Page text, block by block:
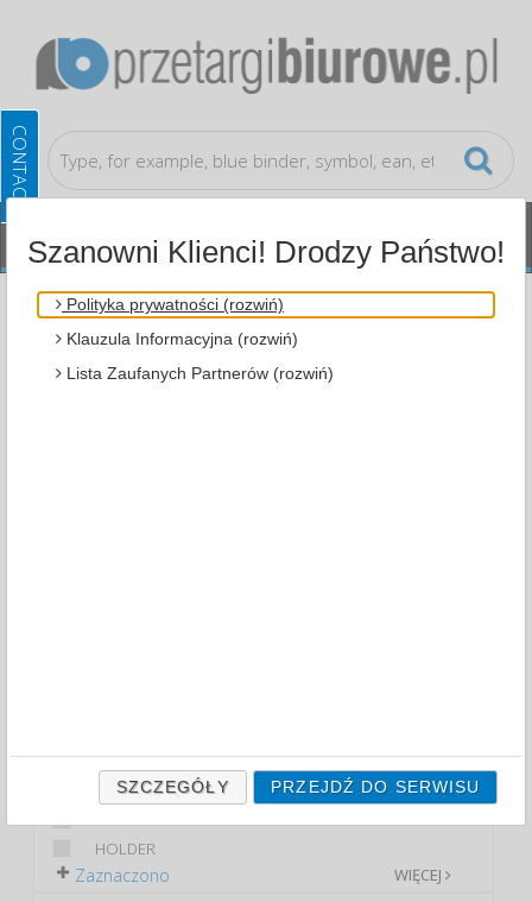
Computer accessories Ergonomics
PODKŁADKA POD...
BACK SUPPORT
FOOTREST
HOLDER
WIĘCEJ
Zaznaczono
Szanowni Klienci! Drodzy Państwo!
Polityka prywatności (rozwiń)
Klauzula Informacyjna (rozwiń)
Lista Zaufanych Partnerów (rozwiń)
SZCZEGÓŁY PRZEJDŹ DO SERWISU